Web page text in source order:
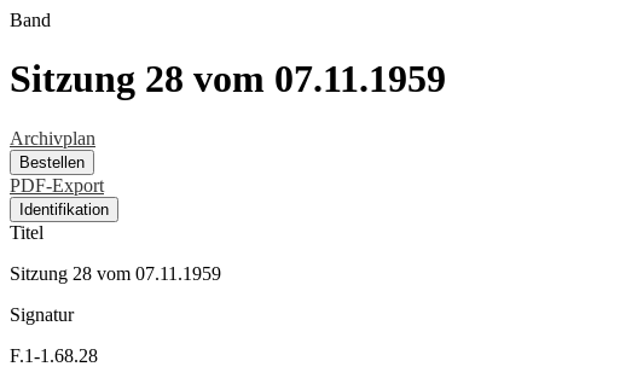
Band
Sitzung 28 vom 07.11.1959
Archivplan
Bestellen
PDF-Export
Identifikation
Titel
Sitzung 28 vom 07.11.1959
Signatur
F.1-1.68.28